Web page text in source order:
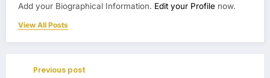
Add your Biographical Information. Edit your Profile now.
View All Posts
Previous post